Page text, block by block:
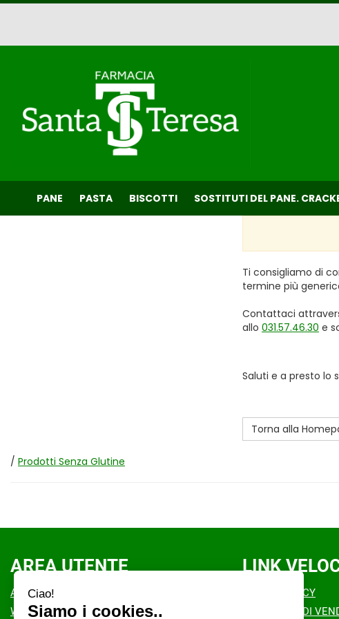
Passa
principale
PANE PASTA BISCOTTI SOSTITUTI DEL PANE.
Ti consigliamo di
termine più
Contattaci
allo 031.57.46.30 e
Saluti e a presto lo
Torna alla
/ Prodotti Senza Glutine
AREA UTENTE
ACCEDI
WISHLIST
LINK
COOKIE POLICY
CONDIZIONI DI